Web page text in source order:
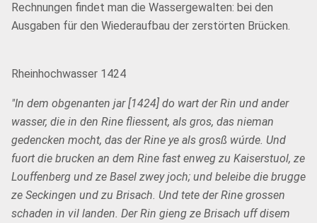
Rechnungen findet man die Wassergewalten: bei den
Ausgaben für den Wiederaufbau der zerstörten Brücken.
Rheinhochwasser 1424
"In dem obgenanten jar [1424] do wart der Rin und ander
wasser, die in den Rine fliessent, als gros, das nieman
gedencken mocht, das der Rine ye als grosß wúrde. Und
fuort die brucken an dem Rine fast enweg zu Kaiserstuol, ze
Louffenberg und ze Basel zwey joch; und beleibe die brugge
ze Seckingen und zu Brisach. Und tete der Rine grossen
schaden in vil landen. Der Rin gieng ze Brisach uff disem